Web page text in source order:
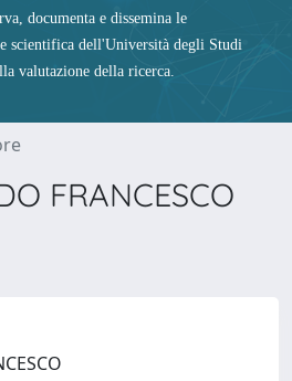
documenta e dissemina le
scientifica dell'Università degli Studi
valutazione della ricerca.
FRANCESCO